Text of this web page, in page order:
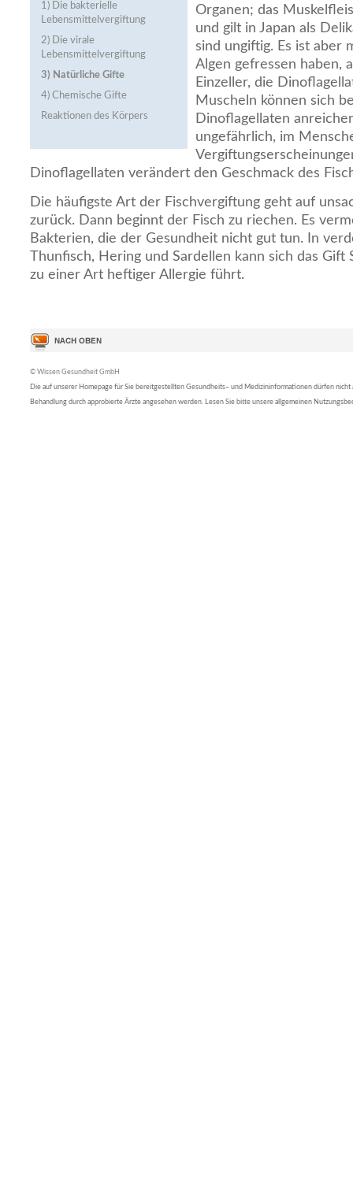
1) Die bakterielle
Lebensmittelvergiftung
2) Die virale
Lebensmittelvergiftung
3) Natürliche Gifte
4) Chemische Gifte
Reaktionen des Körpers
Organen; das
und gilt in Japan als
sind ungiftig. Es ist aber
Algen gefressen haben,
Einzeller, die
Muscheln können sich
Dinoflagellaten
ungefährlich, im
Dinoflagellaten verändert den Geschmack des
Die häufigste Art der Fischvergiftung geht auf
zurück. Dann beginnt der Fisch zu riechen. Es
Bakterien, die der Gesundheit nicht gut tun. In
Thunfisch, Hering und Sardellen kann sich das Gift
zu einer Art heftiger Allergie führt.
© Wissen Gesundheit GmbH
Die auf unserer Homepage für Sie bereitgestellten Gesundheits– und Medizininformationen dürfen nicht
Behandlung durch approbierte Ärzte angesehen werden. Lesen Sie bitte unsere allgemeinen